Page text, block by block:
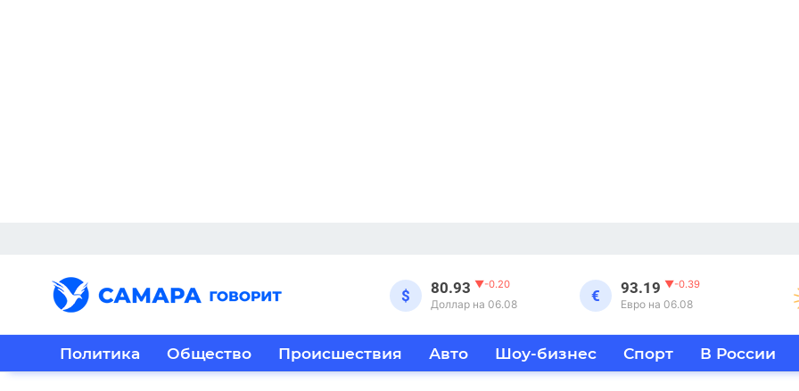
$ 80.93 ▼-0.20
Доллар на 06.08 € 93.19 ▼-0.39
Евро на 06.08
Политика Общество Происшествия Авто Шоу-бизнес Спорт В России